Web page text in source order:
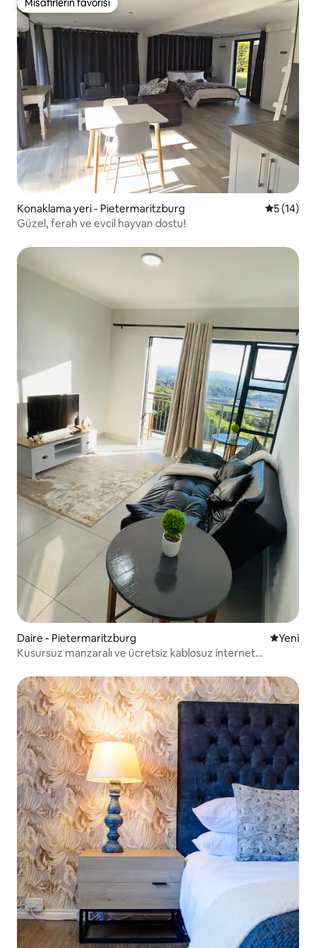
Misafirlerin favorisi
Misafirlerin favorisi
Konaklama yeri - Pietermaritzburg 55 (14)
Güzel, ferah ve evcil hayvan dostu!
Daire - Pietermaritzburg Yeni
Yeni
Kusursuz manzaralı ve ücretsiz kablosuz internet